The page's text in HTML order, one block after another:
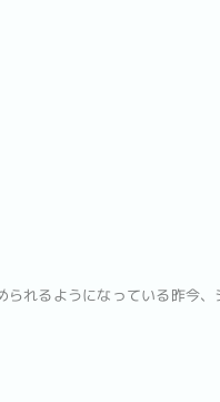
れるようになっている昨今